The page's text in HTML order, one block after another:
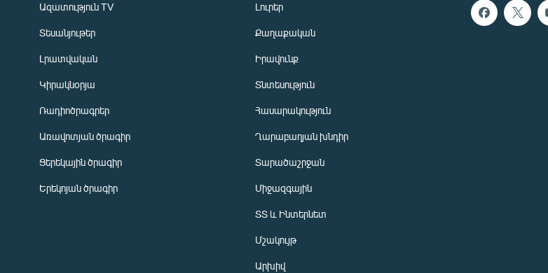
Ազատություն TV
Տեսանյութեր
Լրատվական
Կիրակնօրյա
Ռադիոծրագրեր
Առավոտյան ծրագիր
Ցերեկային ծրագիր
Երեկոյան ծրագիր
Լուրեր
Քաղաքական
Իրավունք
Տնտեսություն
Հասարակություն
Ղարաբաղյան խնդիր
Տարածաշրջան
Միջազգային
ՏՏ և Ինտերնետ
Մշակույթ
Արխիվ